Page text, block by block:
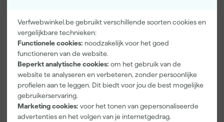
Verfwebwinkel.be gebruikt verschillende soorten cookies en
vergelijkbare technieken:
Functionele cookies: noodzakelijk voor het goed
functioneren van de website.
Beperkt analytische cookies: om het gebruik van de
website te analyseren en verbeteren, zonder persoonlijke
profielen aan te leggen. Dit biedt voor jou de best mogelijke
gebruikerservaring.
Marketing cookies: voor het tonen van gepersonaliseerde
advertenties en het volgen van je internetgedrag.
Makita
GM00002283
/
GM00001381
statief voor
werklampen
Morgen
bezorgd
Makita
GM00001396
Steigerbuiskl
em voor
bouwlamp
Morgen
bezorgd
Makita A-
reflectie folie
voor zaklamp
DML805
Morgen
bezorgd
Afgelopen 30 dgn 8,19